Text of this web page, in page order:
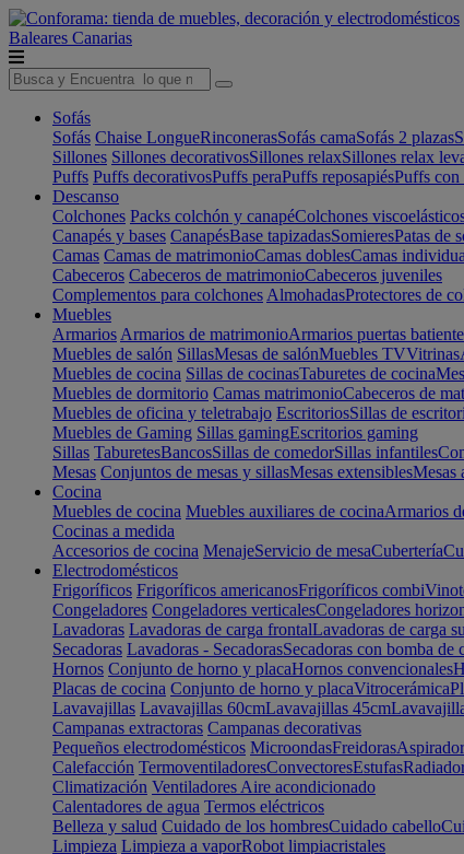
Baleares Canarias
Sofás
Sofás Chaise LongueRinconerasSofás camaSofás 2 plazas
Sillones Sillones decorativosSillones relaxSillones relax
Puffs Puffs decorativosPuffs peraPuffs reposapiésPuffs con
Descanso
Colchones Packs colchón y canapéColchones
Canapés y bases CanapésBase tapizadasSomieresPatas de
Camas Camas de matrimonioCamas doblesCamas
Cabeceros Cabeceros de matrimonioCabeceros juveniles
Complementos para colchones AlmohadasProtectores de
Muebles
Armarios Armarios de matrimonioArmarios puertas
Muebles de salón SillasMesas de salónMuebles TVVitrinas
Muebles de cocina Sillas de cocinasTaburetes de cocina
Muebles de dormitorio Camas matrimonioCabeceros de
Muebles de oficina y teletrabajo EscritoriosSillas de
Muebles de Gaming Sillas gamingEscritorios gaming
Sillas TaburetesBancosSillas de comedorSillas infantiles
Mesas Conjuntos de mesas y sillasMesas extensiblesMesas
Cocina
Muebles de cocina Muebles auxiliares de cocinaArmarios
Cocinas a medida
Accesorios de cocina MenajeServicio de mesaCubertería
Electrodomésticos
Frigoríficos Frigoríficos americanosFrigoríficos combi
Congeladores Congeladores verticalesCongeladores
Lavadoras Lavadoras de carga frontalLavadoras de carga
Secadoras Lavadoras - SecadorasSecadoras con bomba de
Hornos Conjunto de horno y placaHornos convencionales
Placas de cocina Conjunto de horno y placaVitrocerámica
Lavavajillas Lavavajillas 60cmLavavajillas 45cm
Campanas extractoras Campanas decorativas
Pequeños electrodomésticos MicroondasFreidoras
Calefacción TermoventiladoresConvectoresEstufas
Climatización Ventiladores Aire acondicionado
Calentadores de agua Termos eléctricos
Belleza y salud Cuidado de los hombresCuidado cabello
Limpieza Limpieza a vaporRobot limpiacristales